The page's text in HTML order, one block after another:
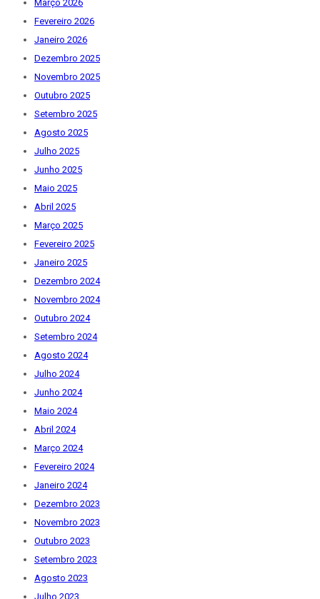
Março 2026
Fevereiro 2026
Janeiro 2026
Dezembro 2025
Novembro 2025
Outubro 2025
Setembro 2025
Agosto 2025
Julho 2025
Junho 2025
Maio 2025
Abril 2025
Março 2025
Fevereiro 2025
Janeiro 2025
Dezembro 2024
Novembro 2024
Outubro 2024
Setembro 2024
Agosto 2024
Julho 2024
Junho 2024
Maio 2024
Abril 2024
Março 2024
Fevereiro 2024
Janeiro 2024
Dezembro 2023
Novembro 2023
Outubro 2023
Setembro 2023
Agosto 2023
Julho 2023